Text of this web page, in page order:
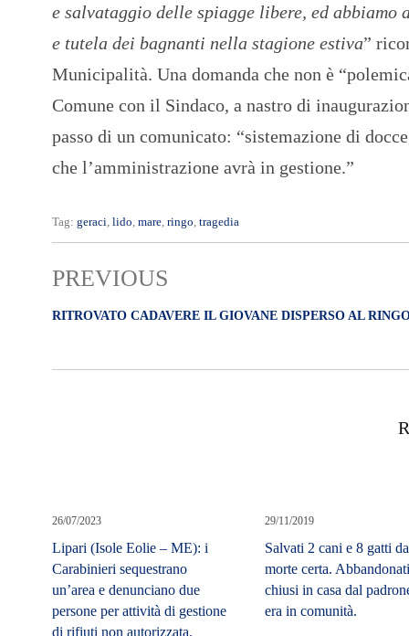
e salvataggio delle spiagge libere, ed
e tutela dei bagnanti nella stagione estiva”
Municipalità. Una domanda che non è
Comune con il Sindaco, a nastro di
passo di un comunicato: “sistemazione di
che l’amministrazione avrà in gestione.”
Tag: geraci lido mare ringo tragedia
PREVIOUS
RITROVATO CADAVERE IL GIOVANE DISPERSO AL
26/07/2023
Lipari (Isole Eolie – ME): i
Carabinieri sequestrano
un’area e denunciano due
persone per attività di gestione
di rifiuti non autorizzata.
29/11/2019
Salvati 2 cani e 8 gatti da
morte certa.
chiusi in casa dal
era in comunità.